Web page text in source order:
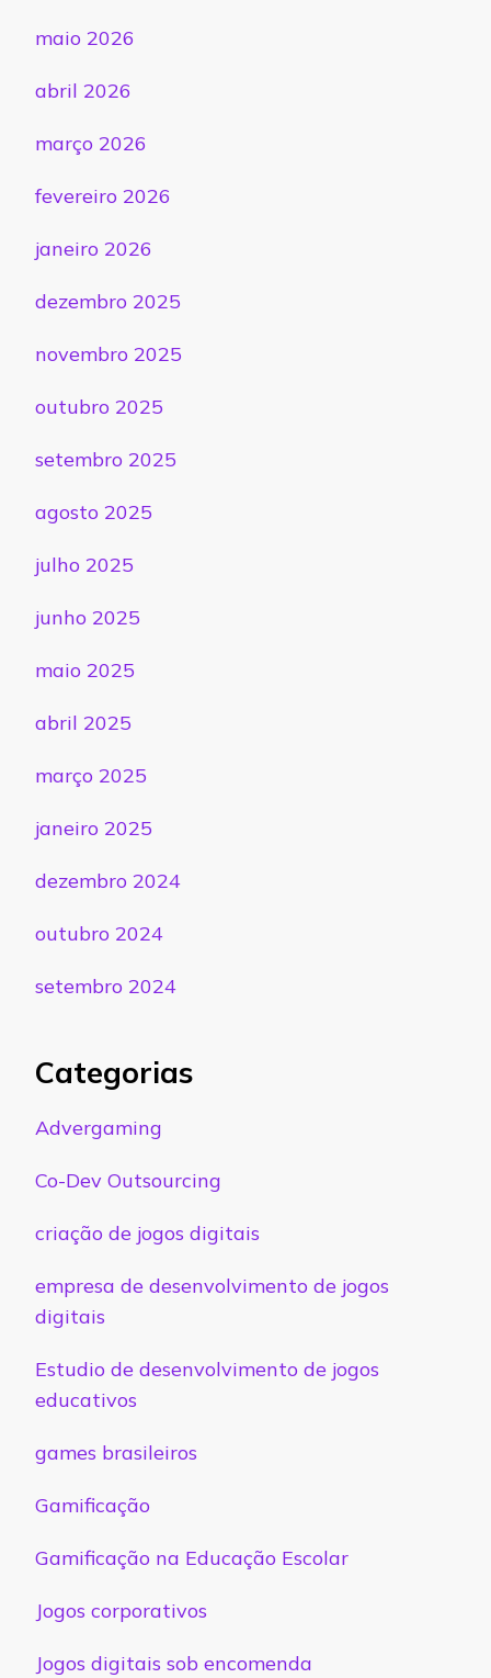
maio 2026
abril 2026
março 2026
fevereiro 2026
janeiro 2026
dezembro 2025
novembro 2025
outubro 2025
setembro 2025
agosto 2025
julho 2025
junho 2025
maio 2025
abril 2025
março 2025
janeiro 2025
dezembro 2024
outubro 2024
setembro 2024
Categorias
Advergaming
Co-Dev Outsourcing
criação de jogos digitais
empresa de desenvolvimento de jogos
digitais
Estudio de desenvolvimento de jogos
educativos
games brasileiros
Gamificação
Gamificação na Educação Escolar
Jogos corporativos
Jogos digitais sob encomenda